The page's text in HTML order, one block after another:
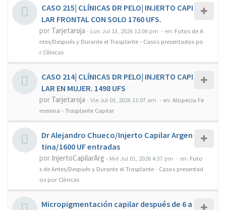
CASO 215| CLÍNICAS DR PELO| INJERTO CAPI
LAR FRONTAL CON SOLO 1760 UFS.
por Tarjetaroja - Lun Jul 13, 2026 12:06 pm - en: Fotos de A
ntes/Después y Durante el Trasplante - Casos presentados po
r Clínicas
CASO 214| CLÍNICAS DR PELO| INJERTO CAPI
LAR EN MUJER. 1498 UFS
por Tarjetaroja -Vie Jul 03, 2026 11:07 am - en: Alopecia Fe
menina - Trasplante Capilar
Dr Alejandro Chueco/Injerto Capilar Argen
tina/1600 UF entradas
por InjertoCapilarArg - Mié Jul 01, 2026 4:37 pm - en: Foto
s de Antes/Después y Durante el Trasplante - Casos presentad
os por Clínicas
Micropigmentación capilar después de 6 a